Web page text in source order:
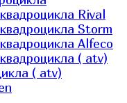
Rival
Storm
Alfeco
( atv)
( atv)